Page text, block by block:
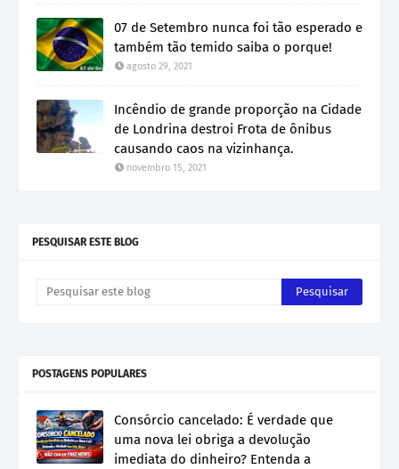
07 de Setembro nunca foi tão esperado e
também tão temido saiba o porque!
agosto 29, 2021
Incêndio de grande proporção na Cidade
de Londrina destroi Frota de ônibus
causando caos na vizinhança.
novembro 15, 2021
PESQUISAR ESTE BLOG
POSTAGENS POPULARES
Consórcio cancelado: É verdade que
uma nova lei obriga a devolução
imediata do dinheiro? Entenda a